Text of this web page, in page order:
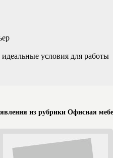
условия для работы
из рубрики Офисная